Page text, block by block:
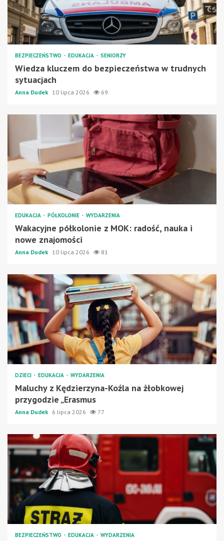
BEZPIECZEŃSTWO EDUKACJA SENIORZY
Wiedza kluczem do bezpieczeństwa w trudnych
sytuacjach
Anna Dudek 10 lipca 2026 69
EDUKACJA PÓŁKOLONIE WYDARZENIA
Wakacyjne półkolonie z MOK: radość, nauka i
nowe znajomości
Anna Dudek 10 lipca 2026 81
DZIECI EDUKACJA WYDARZENIA
Maluchy z Kędzierzyna-Koźla na żłobkowej
przygodzie „Erasmus
Anna Dudek 6 lipca 2026 77
BEZPIECZEŃSTWO EDUKACJA WYDARZENIA